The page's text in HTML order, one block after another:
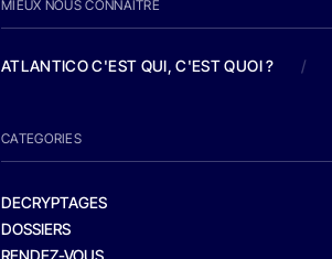
MIEUX NOUS CONNAITRE
ATLANTICO C'EST QUI, C'EST QUOI ? /
CATEGORIES
DECRYPTAGES
DOSSIERS
RENDEZ-VOUS